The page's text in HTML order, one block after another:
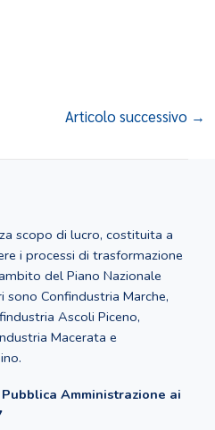
Articolo successivo →
scopo di lucro, costituita a
i processi di trasformazione
del Piano Nazionale
sono Confindustria Marche,
Ascoli Piceno,
Macerata e
Amministrazione ai